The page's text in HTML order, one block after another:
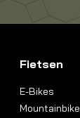
Fietsen
E-Bikes